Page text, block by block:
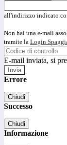
all'indirizzo indicato
Non hai una e-mail
tramite la Login
E-mail inviata, si
Errore
Chiudi
Successo
Chiudi
Informazione